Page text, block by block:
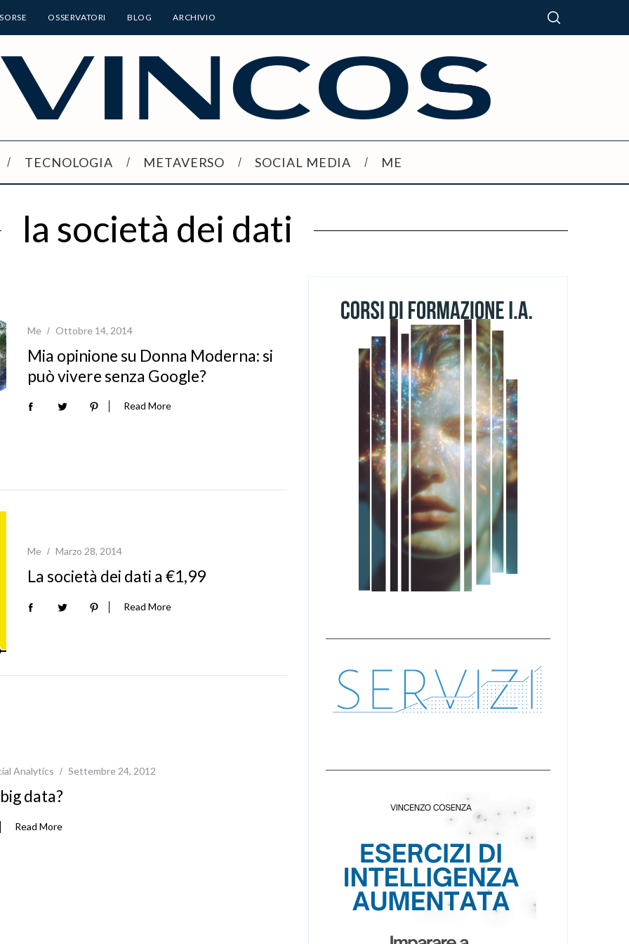
OSSERVATORI BLOG ARCHIVIO
TECNOLOGIA METAVERSO SOCIAL MEDIA ME
la società dei dati
Me Ottobre 14, 2014
Mia opinione su Donna Moderna: si
può vivere senza Google?
Read More
Me Marzo 28, 2014
La società dei dati a €1,99
Read More
Analytics Settembre 24, 2012
data?
Read More